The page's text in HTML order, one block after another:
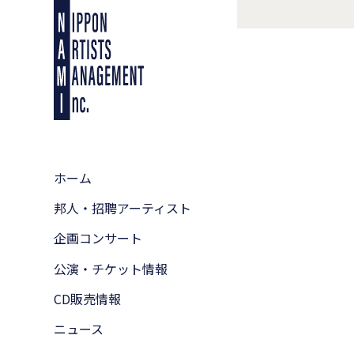
ホーム
邦人・招聘アーティスト
企画コンサート
公演・チケット情報
CD販売情報
ニュース